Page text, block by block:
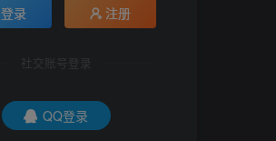
登录 注册
社交账号登录
QQ登录